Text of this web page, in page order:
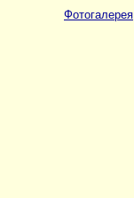
Фотогалерея